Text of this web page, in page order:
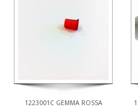
1223001C GEMMA ROSSA